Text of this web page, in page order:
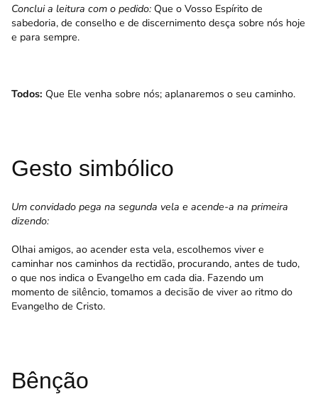
Conclui a leitura com o pedido: Que o Vosso Espírito de
sabedoria, de conselho e de discernimento desça sobre nós hoje
e para sempre.
Todos: Que Ele venha sobre nós; aplanaremos o seu caminho.
Gesto simbólico
Um convidado pega na segunda vela e acende-a na primeira
dizendo:
Olhai amigos, ao acender esta vela, escolhemos viver e
caminhar nos caminhos da rectidão, procurando, antes de tudo,
o que nos indica o Evangelho em cada dia. Fazendo um
momento de silêncio, tomamos a decisão de viver ao ritmo do
Evangelho de Cristo.
Bênção